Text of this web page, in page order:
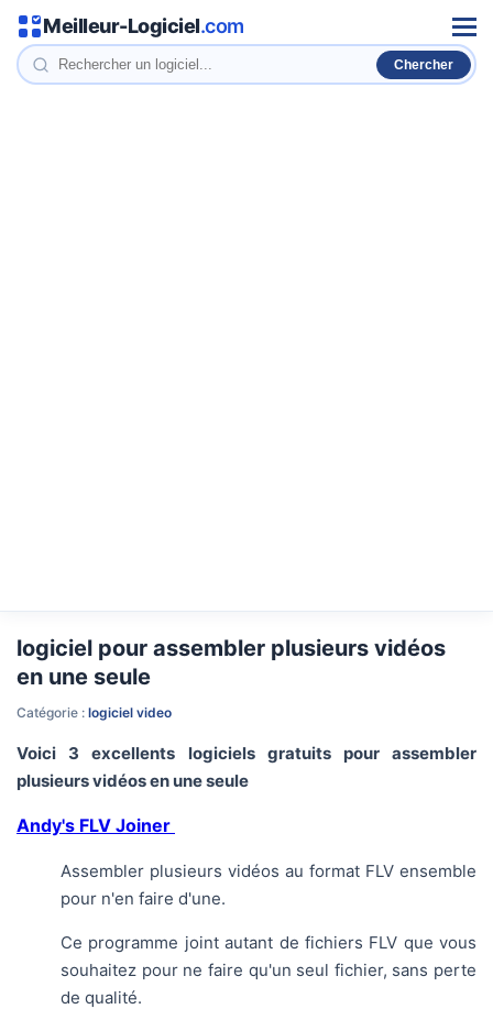
Meilleur-Logiciel.com
logiciel pour assembler plusieurs vidéos
en une seule
Catégorie : logiciel video
Voici 3 excellents logiciels gratuits pour assembler
plusieurs vidéos en une seule
Andy's FLV Joiner
Assembler plusieurs vidéos au format FLV ensemble
pour n'en faire d'une.
Ce programme joint autant de fichiers FLV que vous
souhaitez pour ne faire qu'un seul fichier, sans perte
de qualité.